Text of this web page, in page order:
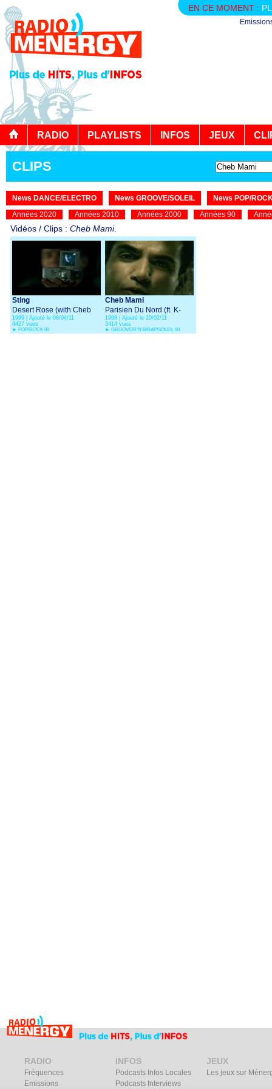
EN CE MOMENT :
RADIO PLAYLISTS INFOS JEUX
CLIPS
News DANCE/ELECTRO News GROOVE/SOLEIL
News POP/
Années 2020
Années 2010 Années 2000 Années 90
Vidéos / Clips : Cheb Mami.
Sting
Desert Rose (with Cheb
Mami)
1999 | Ajouté le 08/04/11
4427 vues
► POP/ROCK 90
Cheb Mami
Parisien Du Nord (ft. K-
mel)
1998 | Ajouté le 20/02/11
3414 vues
► GROOVE/R'N'B/RAP/SOLEIL 90
RADIO
Fréquences
Emissions
INFOS
Podcasts Infos Locales
Podcasts Interviews
JEUX
Les jeux sur